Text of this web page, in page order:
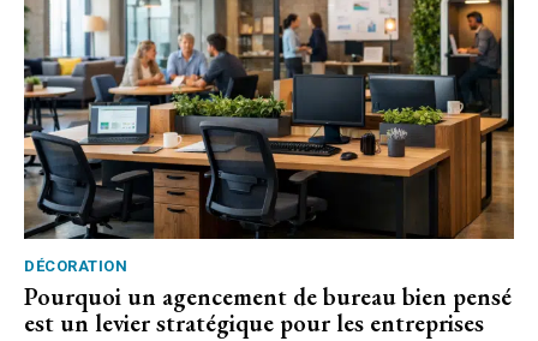
DÉCORATION
Pourquoi un agencement de bureau bien pensé
est un levier stratégique pour les entreprises